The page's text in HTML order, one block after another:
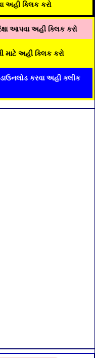
અહી ક્લિક કરો
આપવા અહી ક્લિક કરો
માટે અહી ક્લિક કરો
કરવા અહી ક્લીક